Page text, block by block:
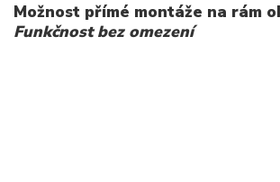
Možnost přímé montáže na rám
Funkčnost bez omezení